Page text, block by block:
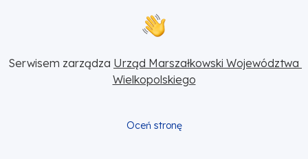
Serwisem zarządza Urząd Marszałkowski Województwa
Wielkopolskiego
Oceń stronę